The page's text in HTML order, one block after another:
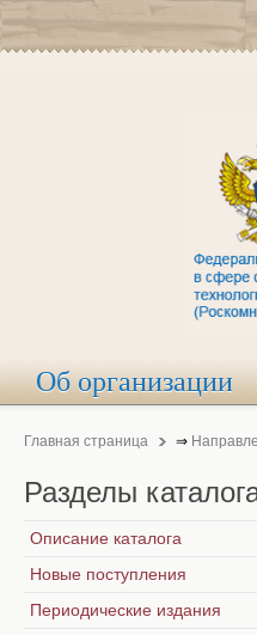
Об организации
Главная страница ⇒
Разделы
Описание каталога
Новые поступления
Периодические издания